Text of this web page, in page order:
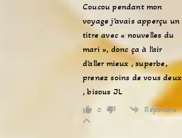
Coucou pendant mon
voyage j’avais apperçu un
titre avec « nouvelles du
mari », donc ça à l’air
d’aller mieux , superbe,
prenez soins de vous deux
, bisous JL
0 Répondre